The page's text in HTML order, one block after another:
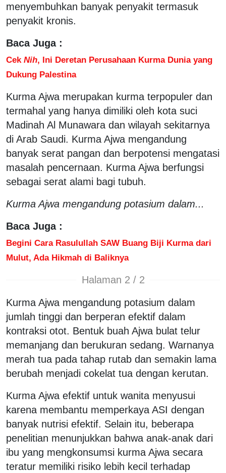
menyembuhkan banyak penyakit termasuk
penyakit kronis.
Baca Juga :
Cek Nih, Ini Deretan Perusahaan Kurma Dunia yang
Dukung Palestina
Kurma Ajwa merupakan kurma terpopuler dan
termahal yang hanya dimiliki oleh kota suci
Madinah Al Munawara dan wilayah sekitarnya
di Arab Saudi. Kurma Ajwa mengandung
banyak serat pangan dan berpotensi mengatasi
masalah pencernaan. Kurma Ajwa berfungsi
sebagai serat alami bagi tubuh.
Kurma Ajwa mengandung potasium dalam...
Baca Juga :
Begini Cara Rasulullah SAW Buang Biji Kurma dari
Mulut, Ada Hikmah di Baliknya
Halaman 2 / 2
Kurma Ajwa mengandung potasium dalam
jumlah tinggi dan berperan efektif dalam
kontraksi otot. Bentuk buah Ajwa bulat telur
memanjang dan berukuran sedang. Warnanya
merah tua pada tahap rutab dan semakin lama
berubah menjadi cokelat tua dengan kerutan.
Kurma Ajwa efektif untuk wanita menyusui
karena membantu memperkaya ASI dengan
banyak nutrisi efektif. Selain itu, beberapa
penelitian menunjukkan bahwa anak-anak dari
ibu yang mengkonsumsi kurma Ajwa secara
teratur memiliki risiko lebih kecil terhadap